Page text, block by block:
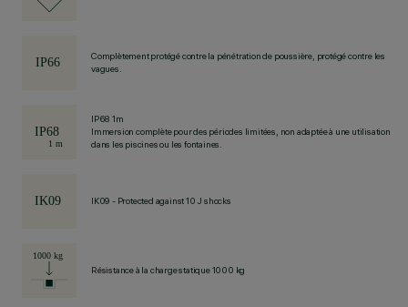
Complètement protégé contre la pénétration de poussière, protégé contre les
vagues.
IP68 1m
Immersion complète pour des périodes limitées, non adaptée à une utilisation
dans les piscines ou les fontaines.
IK09 - Protected against 10 J shocks
Résistance à la charge statique 1000 kg